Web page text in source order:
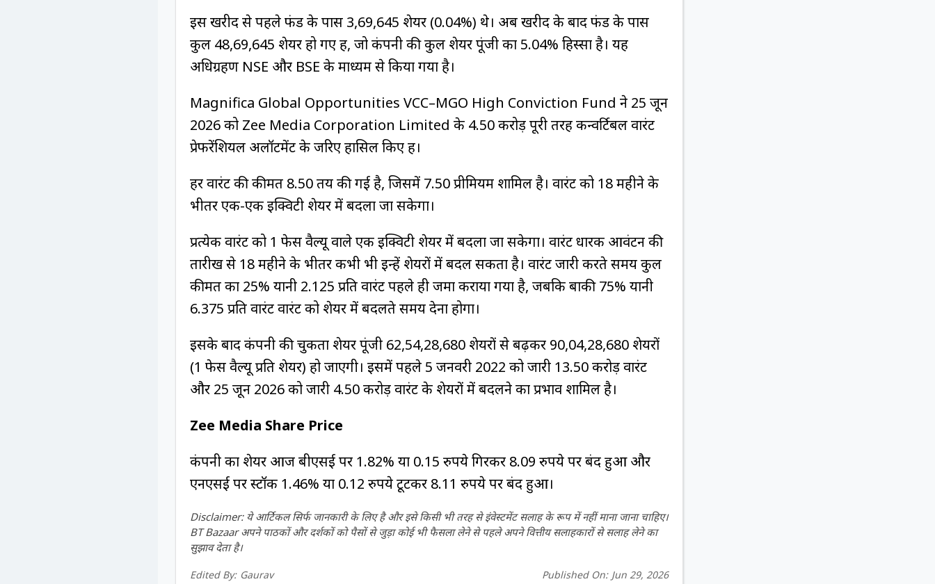
इस खरीद से पहले फंड के पास 3,69,645 शेयर (0.04%) थे। अब खरीद के बाद फंड के पास
कुल 48,69,645 शेयर हो गए हैं, जो कंपनी की कुल शेयर पूंजी का 5.04% हिस्सा है। यह
अधिग्रहण NSE और BSE के माध्यम से किया गया है।
Magnifica Global Opportunities VCC–MGO High Conviction Fund ने 25 जून
2026 को Zee Media Corporation Limited के 4.50 करोड़ पूरी तरह कन्वर्टिबल वारंट
प्रेफरेंशियल अलॉटमेंट के जरिए हासिल किए हैं।
हर वारंट की कीमत ₹8.50 तय की गई है, जिसमें ₹7.50 प्रीमियम शामिल है। वारंट को 18 महीने के
भीतर एक-एक इक्विटी शेयर में बदला जा सकेगा।
प्रत्येक वारंट को ₹1 फेस वैल्यू वाले एक इक्विटी शेयर में बदला जा सकेगा। वारंट धारक आवंटन की
तारीख से 18 महीने के भीतर कभी भी इन्हें शेयरों में बदल सकता है। वारंट जारी करते समय कुल
कीमत का 25% यानी ₹2.125 प्रति वारंट पहले ही जमा कराया गया है, जबकि बाकी 75% यानी
₹6.375 प्रति वारंट वारंट को शेयर में बदलते समय देना होगा।
इसके बाद कंपनी की चुकता शेयर पूंजी 62,54,28,680 शेयरों से बढ़कर 90,04,28,680 शेयरों
(₹1 फेस वैल्यू प्रति शेयर) हो जाएगी। इसमें पहले 5 जनवरी 2022 को जारी 13.50 करोड़ वारंट
और 25 जून 2026 को जारी 4.50 करोड़ वारंट के शेयरों में बदलने का प्रभाव शामिल है।
Zee Media Share Price
कंपनी का शेयर आज बीएसई पर 1.82% या 0.15 रुपये गिरकर 8.09 रुपये पर बंद हुआ और
एनएसई पर स्टॉक 1.46% या 0.12 रुपये टूटकर 8.11 रुपये पर बंद हुआ।
Disclaimer: ये आर्टिकल सिर्फ जानकारी के लिए है और इसे किसी भी तरह से इंवेस्टमेंट सलाह के रूप में नहीं माना जाना चाहिए।
BT Bazaar अपने पाठकों और दर्शकों को पैसों से जुड़ा कोई भी फैसला लेने से पहले अपने वित्तीय सलाहकारों से सलाह लेने का
सुझाव देता है।
Edited By: Gaurav Published On: Jun 29, 2026